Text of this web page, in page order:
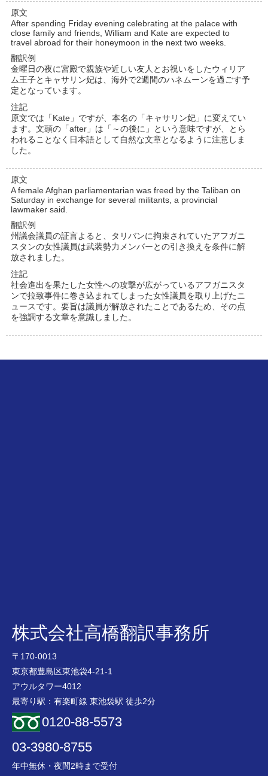
原文
After spending Friday evening celebrating at the palace with
close family and friends, William and Kate are expected to
travel abroad for their honeymoon in the next two weeks.
翻訳例
金曜日の夜に宮殿で親族や近しい友人とお祝いをしたウィリア
ム王子とキャサリン妃は、海外で2週間のハネムーンを過ごす予
定となっています。
注記
原文では「Kate」ですが、本名の「キャサリン妃」に変えてい
ます。文頭の「after」は「～の後に」という意味ですが、とら
われることなく日本語として自然な文章となるように注意しま
した。
原文
A female Afghan parliamentarian was freed by the Taliban on
Saturday in exchange for several militants, a provincial
lawmaker said.
翻訳例
州議会議員の証言よると、タリバンに拘束されていたアフガニ
スタンの女性議員は武装勢力メンバーとの引き換えを条件に解
放されました。
注記
社会進出を果たした女性への攻撃が広がっているアフガニスタ
ンで拉致事件に巻き込まれてしまった女性議員を取り上げたニ
ュースです。要旨は議員が解放されたことであるため、その点
を強調する文章を意識しました。
株式会社高橋翻訳事務所
〒170-0013
東京都豊島区東池袋4-21-1
アウルタワー4012
最寄り駅：有楽町線 東池袋駅 徒歩2分
0120-88-5573
03-3980-8755
年中無休・夜間2時まで受付